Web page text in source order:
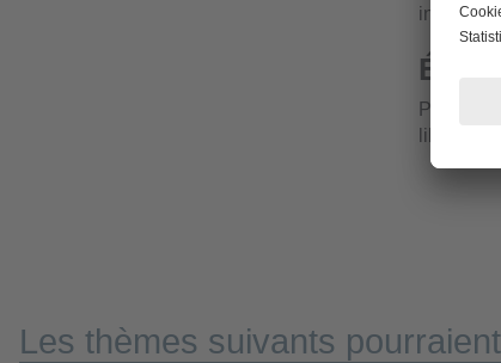
installer
Pour
Les thèmes suivants